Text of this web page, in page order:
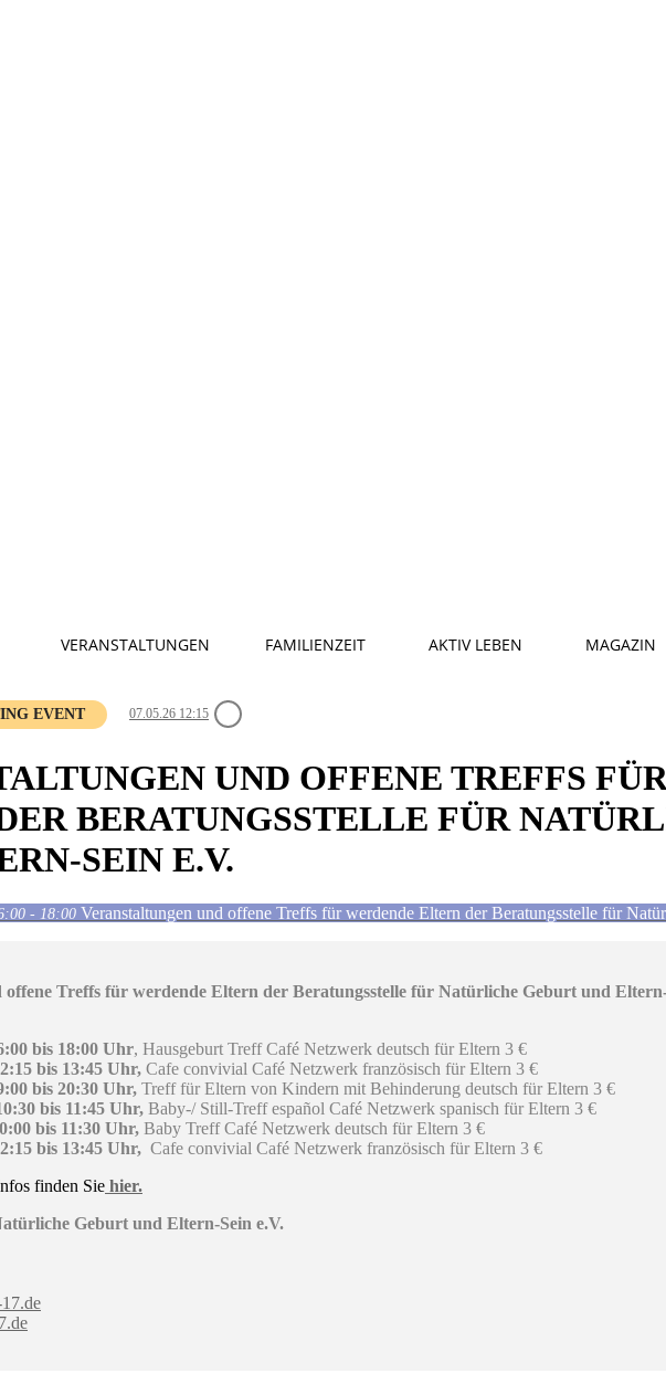
VERANSTALTUNGEN FAMILIENZEIT AKTIV LEBEN MAGAZIN
EVENT 07.05.26 12:15
UND OFFENE TREFFS
BERATUNGSSTELLE FÜR
SEIN E.V.
- 18:00 Veranstaltungen und offene Treffs für werdende Eltern der Beratungsstelle für
offene Treffs für werdende Eltern der Beratungsstelle für Natürliche Geburt und
bis 18:00 Uhr, Hausgeburt Treff Café Netzwerk deutsch für Eltern 3 €
bis 13:45 Uhr, Cafe convivial Café Netzwerk französisch für Eltern 3 €
bis 20:30 Uhr, Treff für Eltern von Kindern mit Behinderung deutsch für Eltern 3 €
bis 11:45 Uhr, Baby-/ Still-Treff español Café Netzwerk spanisch für Eltern 3 €
bis 11:30 Uhr, Baby Treff Café Netzwerk deutsch für Eltern 3 €
bis 13:45 Uhr, Cafe convivial Café Netzwerk französisch für Eltern 3 €
finden Sie hier.
Geburt und Eltern-Sein e.V.